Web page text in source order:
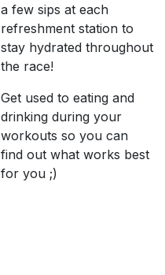
a few sips at each
refreshment station to
stay hydrated throughout
the race!
Get used to eating and
drinking during your
workouts so you can
find out what works best
for you ;)